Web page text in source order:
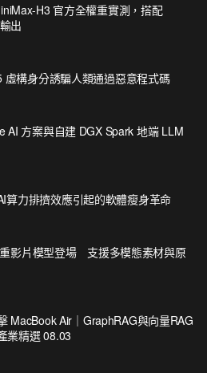
H3 官方全權重實測，搭配
出
虛構身分誘騙人類通過惡意程式碼
AI 方案與自建 DGX Spark 地端 LLM
算力排擠效應引起的軟體瘦身革命
影片模型登場 支援多模態素材與原
MacBook Air｜GraphRAG與向量RAG
業精選 08.03